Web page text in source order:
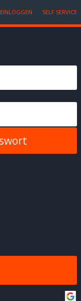
EINLOGGEN SELF SERVICE